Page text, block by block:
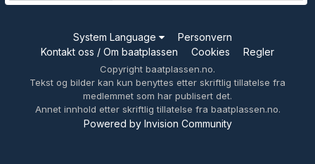
System Language
Personvern
Kontakt oss / Om baatplassen
Cookies Regler
Copyright baatplassen.no.
Tekst og bilder kan kun benyttes etter skriftlig tillatelse fra
medlemmet som har publisert det.
Annet innhold etter skriftlig tillatelse fra baatplassen.no.
Powered by Invision Community